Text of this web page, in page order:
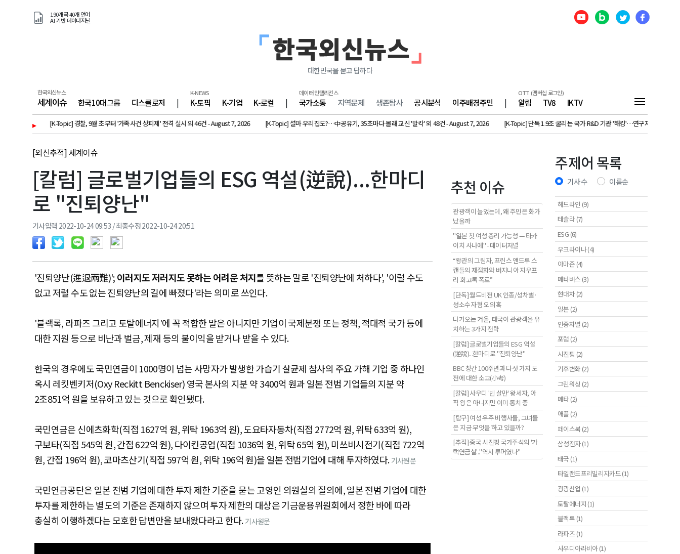
190개국 40개 언어
AI 기반 데이터저널
대한민국을 묻고 답하다
한국외신뉴스
세계이슈 한국10대그룹 디스클로저 |
K-NEWS
K-토픽 K-기업 K-로컬 |
데이터 인텔리전스
국가소통 지역문제 생존탐사 공시분석 이주배경주민 |
OTT (멤버십 로그인)
알림 TV8 IKTV
▸
[K-Topic] 경찰, 9월 초부터 '가족사건 상피제' 전격 실시 외 46건 - August 7, 2026 [K-Topic] 설마 우리집도?…中공유기, 35초마다 몰래 교신 '발칵' 외 48건 - August 7, 2026 [K-Topic] 단독 1.9조 굴리는 국가 R&D 기관 '해킹'…연구자 개인정보 몽땅 유출 외 48건
[외신추적] 세계이슈
[칼럼] 글로벌기업들의 ESG 역설(逆說)...한마디
로 "진퇴양난"
기사입력 2022-10-24 09:53 / 최종수정 2022-10-24 20:51
'진퇴양난(進退兩難)';이러지도 저러지도 못하는 어려운 처지를 뜻하는 말로 '진퇴양난에 처하다', '이럴 수도
없고 저럴 수도 없는 진퇴양난의 길에 빠졌다'라는 의미로 쓰인다.
'블랙록, 라파즈 그리고 토탈에너지'에 꼭 적합한 말은 아니지만 기업이 국제분쟁 또는 정책, 적대적 국가 등에
대한 지원 등으로 비난과 벌금, 제재 등의 불이익을 받거나 받을 수 있다.
한국의 경우에도 국민연금이 1000명이 넘는 사망자가 발생한 가습기 살균제 참사의 주요 가해 기업 중 하나인
옥시 레킷벤키저(Oxy Reckitt Benckiser) 영국 본사의 지분 약 3400억 원과 일본 전범 기업들의 지분 약
2조851억 원을 보유하고 있는 것으로 확인됐다.
국민연금은 신에츠화학(직접 1627억 원, 위탁 1963억 원), 도요타자동차(직접 2772억 원, 위탁 633억 원),
구보타(직접 545억 원, 간접 622억 원), 다이킨공업(직접 1036억 원, 위탁 65억 원), 미쓰비시전기(직접 722억
원, 간접 196억 원), 코마츠산기(직접 597억 원, 위탁 196억 원)을 일본 전범기업에 대해 투자하였다. 기사원문
국민연금공단은 일본 전범 기업에 대한 투자 제한 기준을 묻는 고영인 의원실의 질의에, 일본 전범 기업에 대한
투자를 제한하는 별도의 기준은 존재하지 않으며 투자 제한의 대상은 기금운용위원회에서 정한 바에 따라
충실히 이행하겠다는 모호한 답변만을 보내왔다라고 한다. 기사원문
추천 이슈
관광객이 늘었는데, 왜 주민은 화가
났을까
"일본 첫 여성 총리 가능성 — 타카
이치 사나에" - 데이터저널
“왕관의 그림자, 프린스 앤드루 스
캔들의 재점화와 버지니아 지우프
리 회고록 폭로”
[단독] 월드비전 UK 인종/성차별·
성소수자 혐오 의혹
다가오는 겨울, 태국이 관광객을 유
치하는 3가지 전략
[칼럼] 글로벌기업들의 ESG 역설
(逆說)...한마디로 "진퇴양난"
BBC 창간 100주년과 다섯 가지 도
전에 대한 소고(小考)
[칼럼] 사우디 '빈 살만' 왕세자, 아
직 왕은 아니지만 이미 통치 중
[탐구] 여성 우주 비행사들, 그녀들
은 지금 무엇을 하고 있을까?
[추적] 중국 시진핑 국가주석의 '가
택연금설'..."역시 루머였나"
주제어 목록
기사 수 이름순
헤드라인 (9)
테슬라 (7)
ESG (6)
우크라이나 (4)
아마존 (4)
메타버스 (3)
현대차 (2)
일본 (2)
인종차별 (2)
포럼 (2)
시진핑 (2)
기후변화 (2)
그린워싱 (2)
메타 (2)
애플 (2)
페이스북 (2)
삼성전자 (1)
태국 (1)
타일랜드프리빌리지카드 (1)
광광산업 (1)
토탈에너지 (1)
블랙록 (1)
라파즈 (1)
사우디아라비아 (1)